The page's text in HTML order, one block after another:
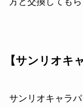
【サンリオキ
サンリオキャラパ